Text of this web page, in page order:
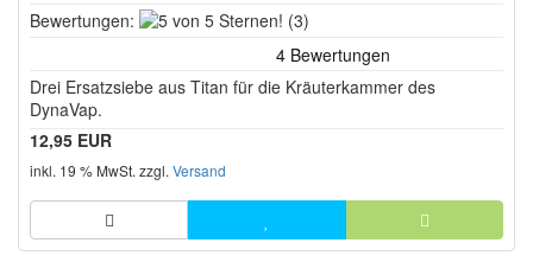
Bewertungen:
5
5
Sternen!
(3)
Drei Ersatzsiebe aus Titan für die Kräuterkammer des
DynaVap.
12,95 EUR
inkl. 19 % MwSt. zzgl. Versand